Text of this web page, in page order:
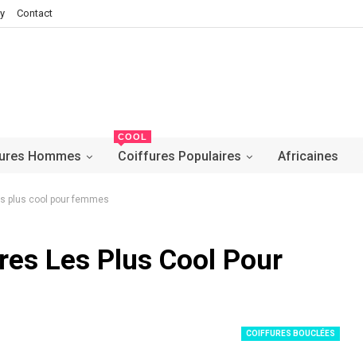
Contact
Hommes Coiffures Populaires
COOL
Africaines
plus cool pour femmes
Les Plus Cool Pour
COIFFURES BOUCLÉES